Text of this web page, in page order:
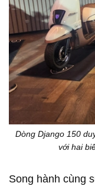
Dòng Django 150
với hai
Song hành cùng